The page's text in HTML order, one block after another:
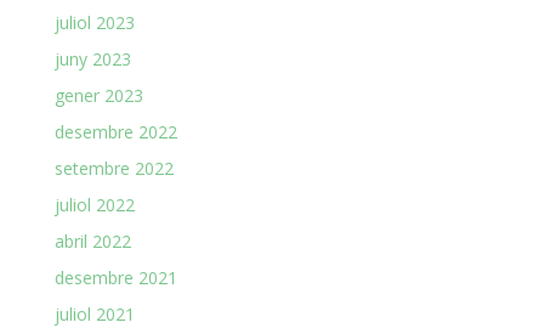
juliol 2023
juny 2023
gener 2023
desembre 2022
setembre 2022
juliol 2022
abril 2022
desembre 2021
juliol 2021